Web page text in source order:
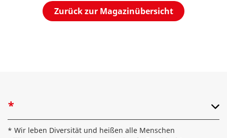
Zurück zur Magazinübersicht
*
* Wir leben Diversität und heißen alle Menschen